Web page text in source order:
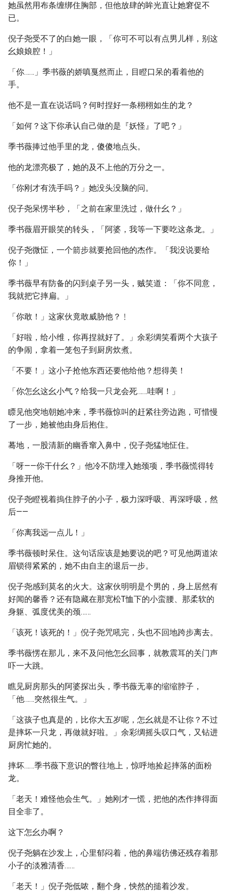
她虽然用布条缠绑住胸部，但他放肆的眸光直让她窘促不
已。
倪子尧受不了的白她一眼，「你可不可以有点男儿样，别这
幺娘娘腔！」
「你……」季书薇的娇嗔戛然而止，目瞪口呆的看着他的
手。
他不是一直在说话吗？何时捏好一条栩栩如生的龙？
「如何？这下你承认自己做的是『妖怪』了吧？」
季书薇捧过他手里的龙，傻傻地点头。
他的龙漂亮极了，她的及不上他的万分之一。
「你刚才有洗手吗？」她没头没脑的问。
倪子尧呆愣半秒，「之前在家里洗过，做什幺？」
季书薇眉开眼笑的转头，「阿婆，我等一下要吃这条龙。」
倪子尧微怔，一个箭步就要抢回他的杰作。「我没说要给
你！」
季书薇早有防备的闪到桌子另一头，贼笑道：「你不同意，
我就把它摔扁。」
「你敢！」这家伙竟敢威胁他？﹗
「好啦，给小维，你再捏就好了。」余彩绸笑看两个大孩子
的争闹，拿着一笼包子到厨房炊煮。
「不要！」这小子抢他东西还要他给他？想得美！
「你怎幺这幺小气？给我一只龙会死……哇啊！」
瞟见他突地朝她冲来，季书薇惊叫的赶紧往旁边跑，可惜慢
了一步，她被他由身后抱住。
蓦地，一股清新的幽香窜入鼻中，倪子尧猛地怔住。
「呀——你干什幺？」他冷不防埋入她颈项，季书薇慌得转
身推开他。
倪子尧瞪视着摀住脖子的小子，极力深呼吸、再深呼吸，然
后——
「你离我远一点儿！」
季书薇顿时呆住。这句话应该是她要说的吧？可见他两道浓
眉锁得紧紧的，她不由自主的退后一步。
倪子尧感到莫名的火大。这家伙明明是个男的，身上居然有
好闻的馨香？还有隐藏在那宽松T恤下的小蛮腰、那柔软的
身躯、弧度优美的颈……
「该死！该死的！」倪子尧咒吼完，头也不回地跨步离去。
季书薇愣在那儿，来不及问他怎幺回事，就教震耳的关门声
吓一大跳。
瞧见厨房那头的阿婆探出头，季书薇无辜的缩缩脖子，
「他……突然很生气。」
「这孩子也真是的，比你大五岁呢，怎幺就是不让你？不过
是摔坏一只龙，再做就好啦。」余彩绸摇头叹口气，又钻进
厨房忙她的。
摔坏……季书薇下意识的瞥往地上，惊呼地捡起摔落的面粉
龙。
「老天！难怪他会生气。」她刚才一慌，把他的杰作摔得面
目全非了。
这下怎幺办啊？
倪子尧躺在沙发上，心里郁闷着，他的鼻端彷佛还残存着那
小子的淡雅清香……
「老天！」倪子尧低哝，翻个身，怏然的搥着沙发。